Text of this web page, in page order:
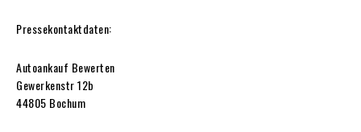
Pressekontaktdaten:
Autoankauf Bewerten
Gewerkenstr 12b
44805 Bochum